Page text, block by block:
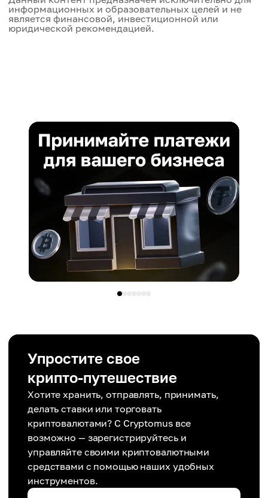
информационных и образовательных целей и не
является финансовой, инвестиционной или
юридической рекомендацией.
Упростите свое
крипто-путешествие
Хотите хранить, отправлять, принимать,
делать ставки или торговать
криптовалютами? С Cryptomus все
возможно — зарегистрируйтесь и
управляйте своими криптовалютными
средствами с помощью наших удобных
инструментов.